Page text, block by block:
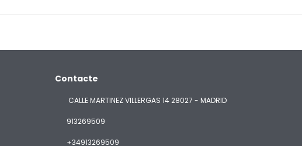
Contacte
CALLE MARTINEZ VILLERGAS 14 28027 - MADRID
913269509
+34913269509